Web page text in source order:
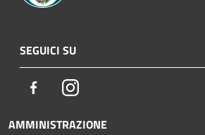
SEGUICI SU
FacebookInstagram
AMMINISTRAZIONE